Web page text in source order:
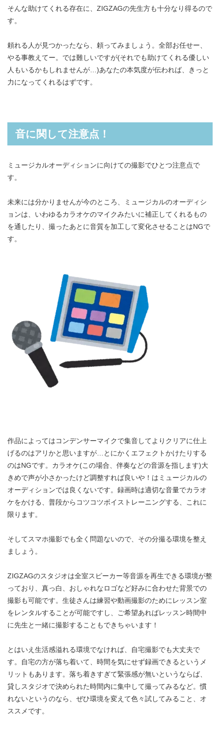
そんな助けてくれる存在に、ZIGZAGの先生方も十分なり得るので
す。
頼れる人が見つかったなら、頼ってみましょう。全部お任せー、
やる事教えてー。では難しいですが(それでも助けてくれる優しい
人もいるかもしれませんが…)あなたの本気度が伝われば、きっと
力になってくれるはずです。
音に関して注意点！
ミュージカルオーディションに向けての撮影でひとつ注意点で
す。
未来には分かりませんが今のところ、ミュージカルのオーディシ
ョンは、いわゆるカラオケのマイクみたいに補正してくれるもの
を通したり、撮ったあとに音質を加工して変化させることはNGで
す。
作品によってはコンデンサーマイクで集音してよりクリアに仕上
げるのはアリかと思いますが…とにかくエフェクトかけたりする
のはNGです。カラオケ(この場合、伴奏などの音源を指します)大
きめで声が小さかったけど調整すれば良いや！はミュージカルの
オーディションでは良くないです。録画時は適切な音量でカラオ
ケをかける、普段からコツコツボイストレーニングする、これに
限ります。
そしてスマホ撮影でも全く問題ないので、その分撮る環境を整え
ましょう。
ZIGZAGのスタジオは全室スピーカー等音源を再生できる環境が整
っており、真っ白、おしゃれなロゴなど好みに合わせた背景での
撮影も可能です。生徒さんは練習や動画撮影のためにレッスン室
をレンタルすることが可能ですし、ご希望あればレッスン時間中
に先生と一緒に撮影することもできちゃいます！
とはいえ生活感溢れる環境でなければ、自宅撮影でも大丈夫で
す。自宅の方が落ち着いて、時間を気にせず録画できるというメ
リットもあります。落ち着きすぎて緊張感が無いというならば、
貸しスタジオで決められた時間内に集中して撮ってみるなど。慣
れないというのなら、ぜひ環境を変えて色々試してみること、オ
ススメです。